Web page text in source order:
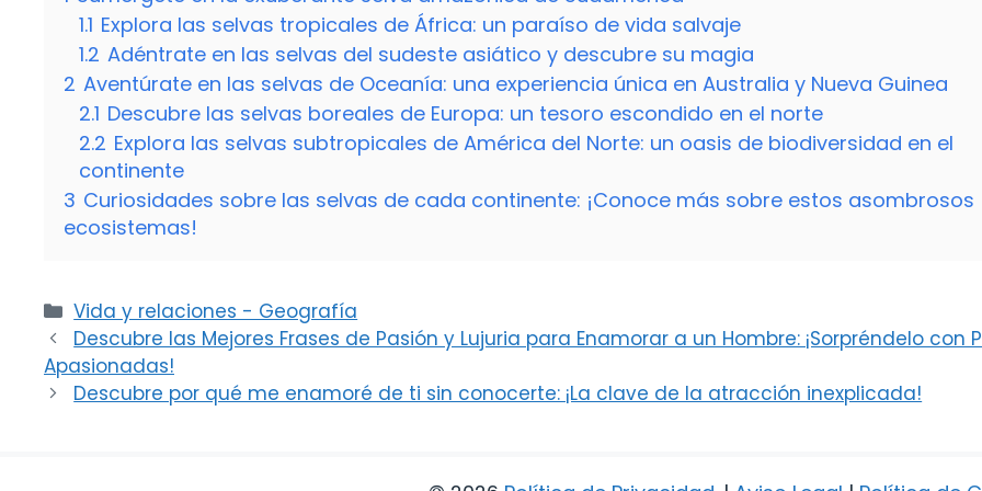
1.1 Explora las selvas tropicales de África: un paraíso de vida salvaje
1.2 Adéntrate en las selvas del sudeste asiático y descubre su magia
2 Aventúrate en las selvas de Oceanía: una experiencia única en Australia y Nueva Guinea
2.1 Descubre las selvas boreales de Europa: un tesoro escondido en el norte
2.2 Explora las selvas subtropicales de América del Norte: un oasis de biodiversidad en el
continente
3 Curiosidades sobre las selvas de cada continente: ¡Conoce más sobre estos asombrosos
ecosistemas!
Categorías
Vida y relaciones - Geografía
Descubre las Mejores Frases de Pasión y Lujuria para Enamorar a un Hombre: ¡Sorpréndelo con
Apasionadas!
Descubre por qué me enamoré de ti sin conocerte: ¡La clave de la atracción inexplicada!